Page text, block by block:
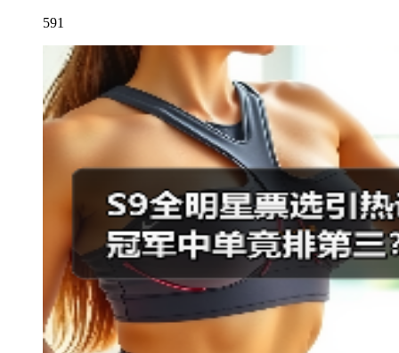
591